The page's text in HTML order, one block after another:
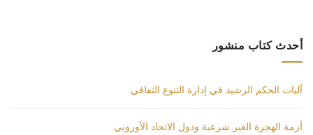
أحدث كتاب منشور
آليات الحكم الرشيد في إدارة التنوع الثقافي
أزمة الهجرة الغير شرعية ودول الاتحاد الأوروبي